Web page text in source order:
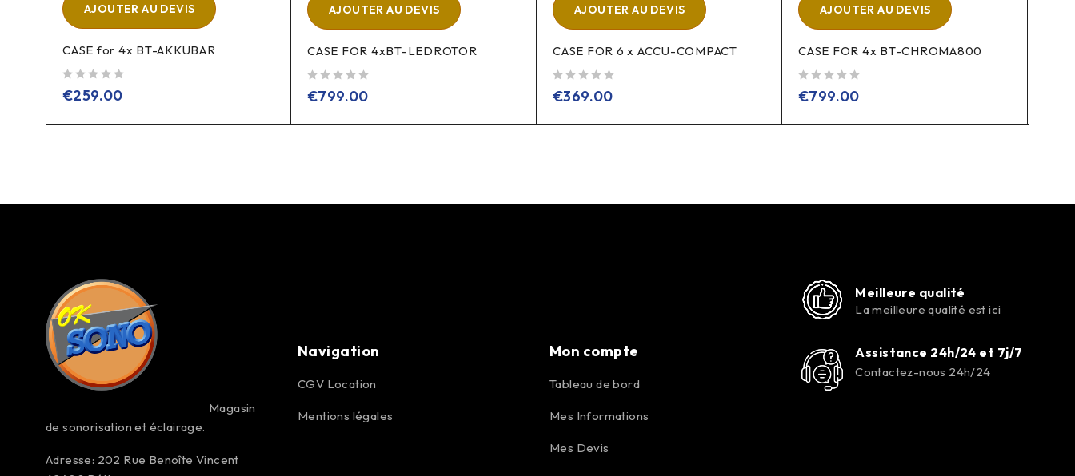
AJOUTER AU DEVIS
CASE for 4x BT-AKKUBAR
€259.00
AJOUTER AU DEVIS
CASE FOR 4xBT-LEDROTOR
€799.00
AJOUTER AU DEVIS
CASE FOR 6 x ACCU-COMPACT
€369.00
AJOUTER AU DEVIS
CASE FOR 4x BT-CHROMA800
€799.00
Magasin
de sonorisation et éclairage.
Adresse: 202 Rue Benoîte Vincent
Navigation
CGV Location
Mentions légales
Mon compte
Tableau de bord
Mes Informations
Mes Devis
Meilleure qualité
La meilleure qualité est ici
Assistance 24h/24 et 7j/7
Contactez-nous 24h/24